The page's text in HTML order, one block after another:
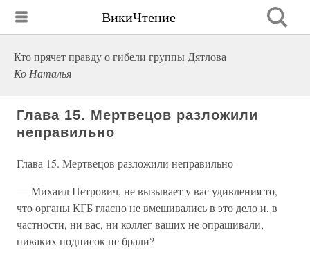
ВикиЧтение
Кто прячет правду о гибели группы Дятлова
Ко Наталья
Глава 15. Мертвецов разложили
неправильно
Глава 15. Мертвецов разложили неправильно
— Михаил Петрович, не вызывает у вас удивления то,
что органы КГБ гласно не вмешивались в это дело и, в
частности, ни вас, ни коллег ваших не опрашивали,
никаких подписок не брали?